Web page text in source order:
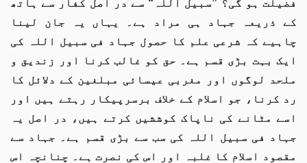
فضیلت ہو گی؟ ”سبیل اللہ“ سے در اصل کفار سے ہاتھ
کے ذریعہ جہاد ہی مراد ہے۔ یہاں یہ جان لینا
چاہیے کہ شرعی علم کا حصول جہاد فی سبیل اللہ کی
ایک بہت بڑی قسم ہے۔ حق کو غالب کرنا اور زندیق و
ملحد لوگوں اور مغربی عیسائی مبلغین کے دلائل کا
رد کرنا، جو اسلام کے خلاف برسرپیکار رہتے ہیں اور
اسے مٹانے کی ناپاک کوششیں کرتے ہیں، در اصل یہ
جہاد فی سبیل اللہ کی سب سے بڑی قسم ہے۔ جہاد سے
مقصود اسلام کا غلبہ اور اس کی نصرت ہے۔ چنانچہ اس